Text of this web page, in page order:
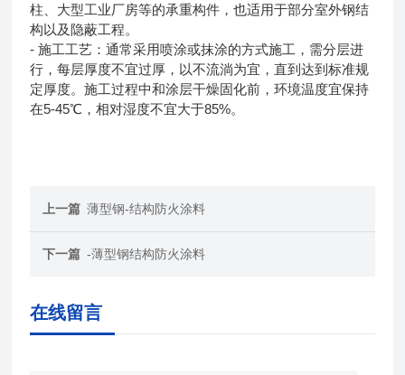
柱、大型工业厂房等的承重构件，也适用于部分室外钢结
构以及隐蔽工程。
- 施工工艺：通常采用喷涂或抹涂的方式施工，需分层进
行，每层厚度不宜过厚，以不流淌为宜，直到达到标准规
定厚度。施工过程中和涂层干燥固化前，环境温度宜保持
在5-45℃，相对湿度不宜大于85%。
上一篇 薄型钢-结构防火涂料
下一篇 -薄型钢结构防火涂料
在线留言